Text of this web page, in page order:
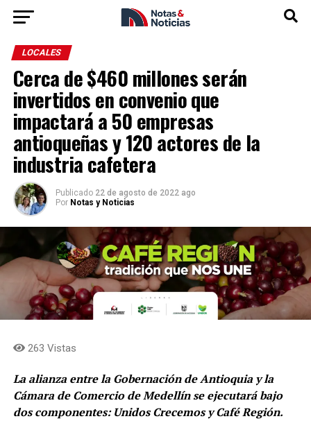
LOCALES
Cerca de $460 millones serán
invertidos en convenio que
impactará a 50 empresas
antioqueñas y 120 actores de la
industria cafetera
Publicado 22 de agosto de 2022 ago
Por Notas y Noticias
263 Vistas
La alianza entre la Gobernación de Antioquia y la
Cámara de Comercio de Medellín se ejecutará bajo
dos componentes: Unidos Crecemos y Café Región.